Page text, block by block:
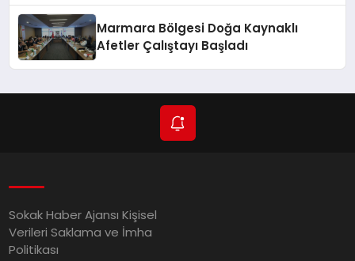
Marmara Bölgesi Doğa Kaynaklı
Afetler Çalıştayı Başladı
Sokak Haber Ajansı Kişisel
Verileri Saklama ve İmha
Politikası